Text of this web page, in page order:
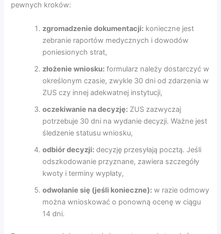
pewnych kroków:
zgromadzenie dokumentacji: konieczne jest
zebranie raportów medycznych i dowodów
poniesionych strat,
złożenie wniosku: formularz należy dostarczyć w
określonym czasie, zwykle 30 dni od zdarzenia w
ZUS czy innej adekwatnej instytucji,
oczekiwanie na decyzję: ZUS zazwyczaj
potrzebuje 30 dni na wydanie decyzji. Ważne jest
śledzenie statusu wniosku,
odbiór decyzji: decyzję przesyłają pocztą. Jeśli
odszkodowanie przyznane, zawiera szczegóły
kwoty i terminy wypłaty,
odwołanie się (jeśli konieczne): w razie odmowy
można wnioskować o ponowną ocenę w ciągu
14 dni.